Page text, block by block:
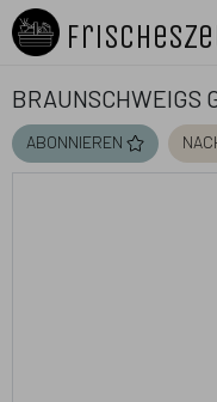
abonnieren